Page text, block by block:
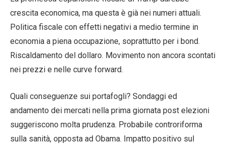
crescita economica, ma questa è già nei numeri attuali.
Politica fiscale con effetti negativi a medio termine in
economia a piena occupazione, soprattutto per i bond.
Riscaldamento del dollaro. Movimento non ancora scontati
nei prezzi e nelle curve forward.
Quali conseguenze sui portafogli? Sondaggi ed
andamento dei mercati nella prima giornata post elezioni
suggeriscono molta prudenza. Probabile controriforma
sulla sanità, opposta ad Obama. Impatto positivo sul